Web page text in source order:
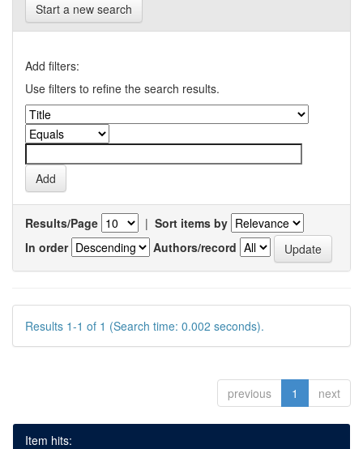
Start a new search
Add filters:
Use filters to refine the search results.
Results/Page | Sort items by
In order
Authors/record
Results 1-1 of 1 (Search time: 0.002 seconds).
previous 1 next
Item hits: